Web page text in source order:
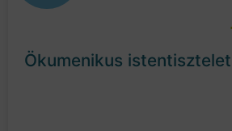
Ökumenikus istentisztelet